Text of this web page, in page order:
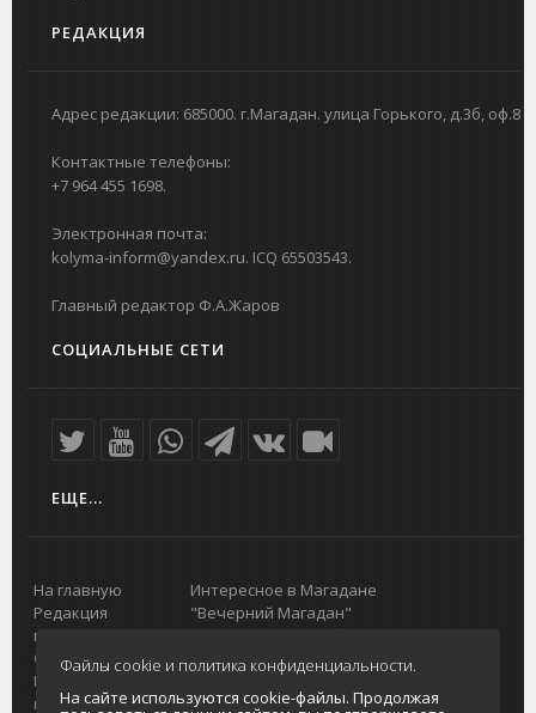
РЕДАКЦИЯ
Адрес редакции: 685000. г.Магадан. улица Горького, д.3б, оф.8
Контактные телефоны:
+7 964 455 1698.
Электронная почта:
kolyma-inform@yandex.ru. ICQ 65503543.
Главный редактор Ф.А.Жаров
СОЦИАЛЬНЫЕ СЕТИ
ЕЩЕ...
На главную
Редакция
портала
О проекте
Реклама на
портале
Интересное в Магадане
"Вечерний Магадан"
Городская доска объявлений
Реклама
Главный туристический портал
Колымы
Файлы cookie и политика конфиденциальности.
На сайте используются cookie-файлы. Продолжая